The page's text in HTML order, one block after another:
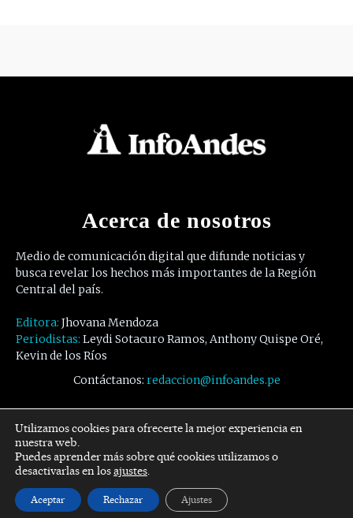
Acerca de nosotros
Medio de comunicación digital que difunde noticias y
busca revelar los hechos más importantes de la Región
Central del país.
Editora: Jhovana Mendoza
Periodistas: Leydi Sotacuro Ramos, Anthony Quispe Oré,
Kevin de los Ríos
Contáctanos: redaccion@infoandes.pe
Síguenos
Facebook Twitter Youtube
Utilizamos cookies para ofrecerte la mejor experiencia en
nuestra web.
Puedes aprender más sobre qué cookies utilizamos o
desactivarlas en losajustes.
Aceptar Rechazar Ajustes